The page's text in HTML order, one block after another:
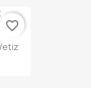
favorite_border